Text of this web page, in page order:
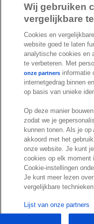
a
c
o
o
k
i
n
d
I
n
o
u
u
b
e
n
s
t
a
g
r
a
m
S
p
o
t
i
f
y
© Exact 2026
Cookie statement
Cookie settings
Marketing preferences
Disclaimer
Site conditions
Terms & conditions
Wij gebruiken
vergelijkbare
Cookies en
website goed te laten
analytische cookies en
te verbeteren. Met
onze partners informatie
internetgedrag binnen
op basis van unieke
Op deze manier
zodat we je
kunnen tonen. Als je
akkoord met het
onze website. Je kunt
cookies op elk moment
Cookie-instellingen
Je kunt meer lezen
vergelijkbare
Lijst van onze partners